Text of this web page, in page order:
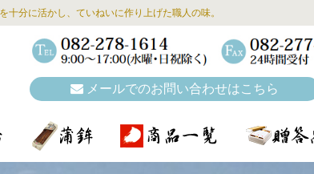
分に活かし、ていねいに作り上げた職人の味。
メールでのお問い合わせはこちら